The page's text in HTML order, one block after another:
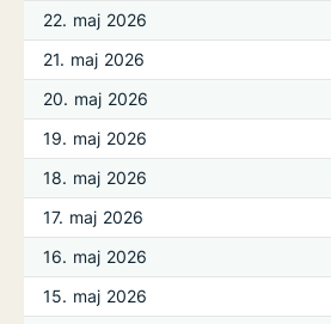
22. maj 2026
21. maj 2026
20. maj 2026
19. maj 2026
18. maj 2026
17. maj 2026
16. maj 2026
15. maj 2026